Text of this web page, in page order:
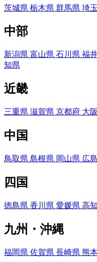
茨城県 栃木県 群馬県 埼
中部
新潟県 富山県 石川県 福
知県
近畿
三重県 滋賀県 京都府 大
中国
鳥取県 島根県 岡山県 広
四国
徳島県 香川県 愛媛県 高
九州・沖縄
福岡県 佐賀県 長崎県 熊